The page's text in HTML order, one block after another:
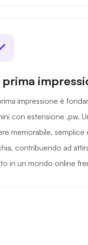
prima
impressione è
con estensione .pw.
memorabile,
contribuendo ad
in un mondo online